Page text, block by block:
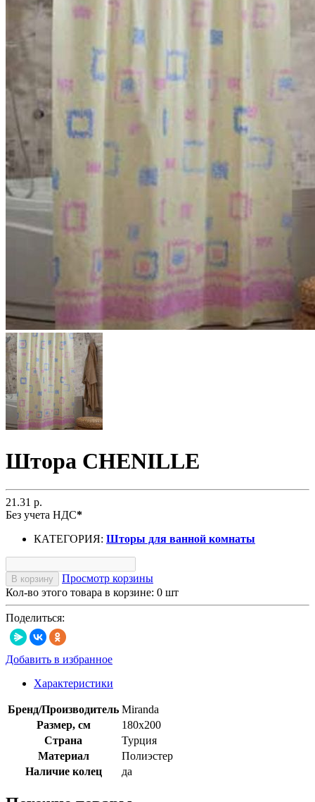
Штора CHENILLE
21.31 р.
Без учета НДС*
КАТЕГОРИЯ: Шторы для ванной комнаты
В корзину
Просмотр корзины
Кол-во этого товара в корзине: 0 шт
Поделиться:
Добавить в избранное
Характеристики
Бренд/Производитель Miranda
Размер, см
180х200
Страна
Турция
Материал
Полиэстер
Наличие колец
да